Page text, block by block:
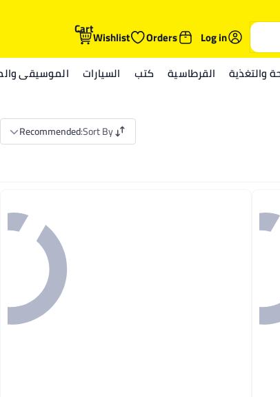
Log in
Orders
Wishlist
Cart
والتغذية القرطاسية كتب السيارات الموسيقى
Sort By
:
Recommended